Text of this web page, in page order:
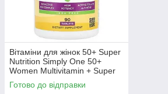
Вітаміни для жінок 50+ Super
Nutrition Simply One 50+
Women Multivitamin + Super
Complexes (90 таблеток.)
Готово до відправки